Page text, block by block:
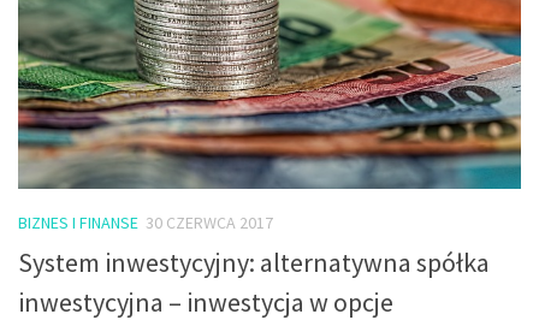
BIZNES I FINANSE 30 CZERWCA 2017
System inwestycyjny: alternatywna spółka
inwestycyjna – inwestycja w opcje